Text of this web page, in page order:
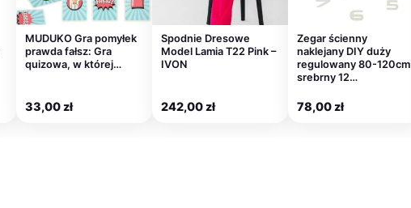
MUDUKO Gra pomyłek
prawda fałsz: Gra
quizowa, w której…
33,00zł
Spodnie Dresowe
Model Lamia T22 Pink –
IVON
242,00zł
Zegar ścienny
naklejany DIY duży
regulowany 80-120cm
srebrny 12…
78,00zł